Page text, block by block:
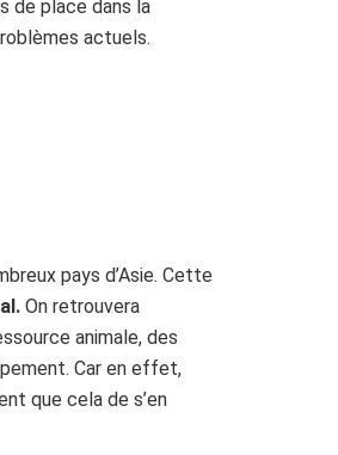
de place dans la
actuels.
pays d’Asie. Cette
On retrouvera
animale, des
Car en effet,
que cela de s’en